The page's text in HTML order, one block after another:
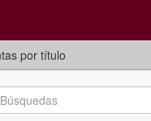
por título